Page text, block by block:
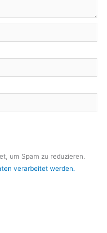
um Spam zu reduzieren.
verarbeitet werden.